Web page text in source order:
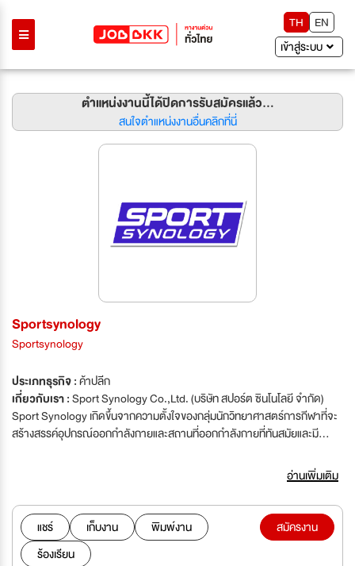
TH
EN
เข้าสู่ระบบ
ตำแหน่งงานนี้ได้ปิดการรับสมัครแล้ว...
สนใจตำแหน่งงานอื่นคลิกที่นี่
Sportsynology
Sportsynology
ประเภทธุรกิจ :ค้าปลีก
เกี่ยวกับเรา :Sport Synology Co.,Ltd. (บริษัท สปอร์ต ซินโนโลยี จำกัด)
Sport Synology เกิดขึ้นจากความตั้งใจของกลุ่มนักวิทยาศาสตร์การกีฬาที่จะ
สร้างสรรค์อุปกรณ์ออกกำลังกายและสถานที่ออกกำลังกายที่ทันสมัยและมี
และ มุ่งเน้นให้คนไทยออกกำลังกายอย่างถูกต้อง Sport Synology ดำเนินธุรกิจ
เกี่ยวกับ การพัฒนาและจำหน่ายเครื่องออกกำลังกายต่างๆ ครบวงจร สำหรับ
ภาคธุรกิจ ราชการ และ ผู้ใช้งานทั่วไป ผ่านช่องทางการขายทั้งทาง Offline เช่น
การขายผ่านตัวแทนจำหน่าย ผ่านพนักงานขายโครงการ และโชว์รูมของทาง
บริษัท และ ทาง Online เช่น Shopee Lazada และ ผ่านเว็บไซด์ของทางบริษัท
รวมถึงการบริหารฟิตเนสเซ็นเตอร์ครบวงจร ภายใต้ชื่อ MAX FITNESS และ ยัง
อ่านเพิ่มเติม
แชร์ เก็บงาน
พิมพ์งาน
ร้องเรียน
สมัครงาน